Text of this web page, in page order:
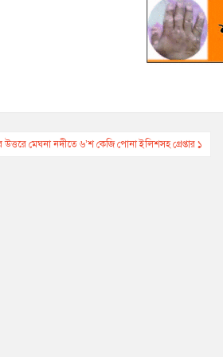
মেঘনা নদীতে ৬’শ কেজি পোনা ইলিশসহ গ্রেপ্তার ১